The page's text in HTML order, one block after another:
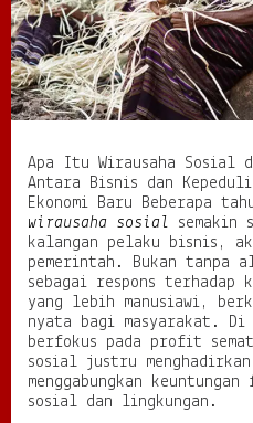
d
a
n
M
e
n
a
p
a
S
e
d
a
n
g
T
r
e
n
:
Apa Itu Wirausaha Sosial
Antara Bisnis dan
Ekonomi Baru Beberapa
wirausaha sosial semakin
kalangan pelaku bisnis,
pemerintah. Bukan tanpa
sebagai respons terhadap
yang lebih manusiawi,
nyata bagi masyarakat. Di
berfokus pada profit
sosial justru
menggabungkan
sosial dan lingkungan.